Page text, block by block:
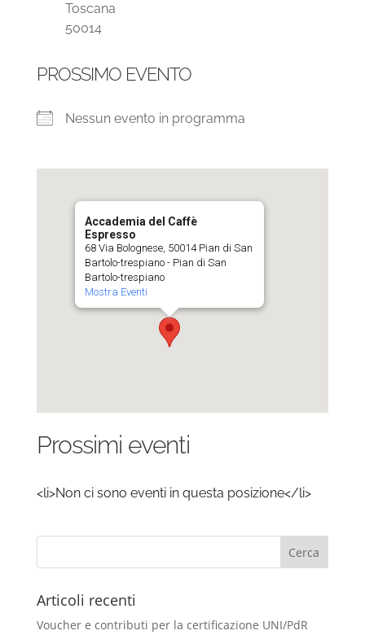
Toscana
50014
PROSSIMO EVENTO
Nessun evento in programma
Accademia del Caffè
Espresso
68 Via Bolognese, 50014 Pian di San
Bartolo-trespiano - Pian di San
Bartolo-trespiano
Mostra Eventi
Prossimi eventi
<li>Non ci sono eventi in questa posizione</li>
Articoli recenti
Voucher e contributi per la certificazione UNI/PdR